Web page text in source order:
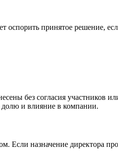
принятое решение,
без согласия участников
долю и влияние в компании.
Если назначение директора